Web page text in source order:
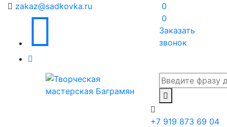
zakaz@sadkovka.ru
0
0
Заказать
звонок
+7 919 873 69 04